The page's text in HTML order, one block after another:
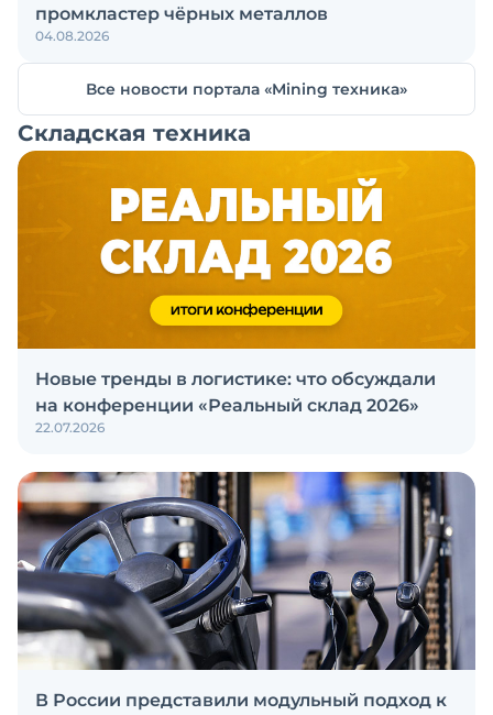
промкластер чёрных металлов
04.08.2026
Все новости портала «Mining техника»
Складская техника
Новые тренды в логистике: что обсуждали
на конференции «Реальный склад 2026»
22.07.2026
В России представили модульный подход к